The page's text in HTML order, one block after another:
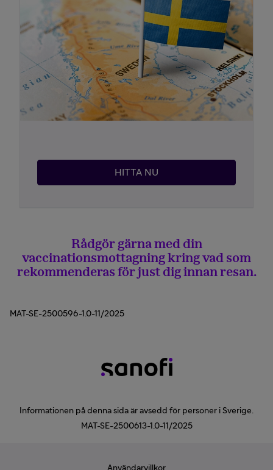
HITTA NU
Rådgör gärna med din
vaccinationsmottagning kring vad som
rekommenderas för just dig innan resan.
MAT-SE-2500596-1.0-11/2025
Informationen på denna sida är avsedd för personer i Sverige.
MAT-SE-2500613-1.0-11/2025
Användarvillkor